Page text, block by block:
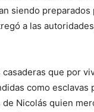
siendo preparados
a las
que por
como esclavas
Nicolás quien